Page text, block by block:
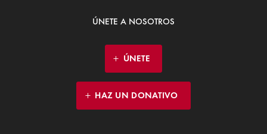
ÚNETE A NOSOTROS
ÚNETE
HAZ UN DONATIVO